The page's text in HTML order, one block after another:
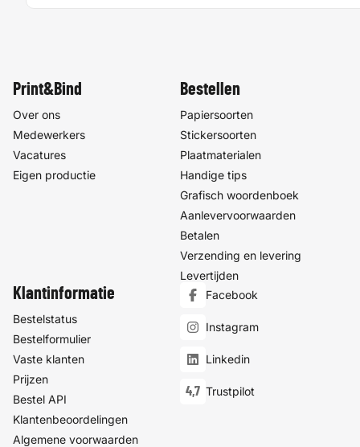
Print&Bind
Over ons
Medewerkers
Vacatures
Eigen productie
Bestellen
Papiersoorten
Stickersoorten
Plaatmaterialen
Handige tips
Grafisch woordenboek
Aanlevervoorwaarden
Betalen
Verzending en levering
Levertijden
Klantinformatie
Bestelstatus
Bestelformulier
Vaste klanten
Prijzen
Bestel API
Klantenbeoordelingen
Algemene voorwaarden
Facebook
Instagram
Linkedin
4,7 Trustpilot